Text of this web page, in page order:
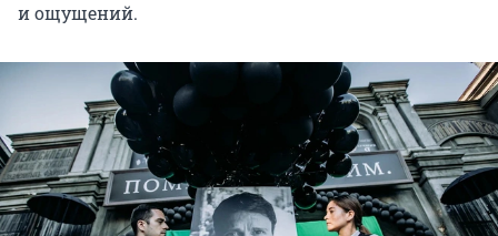
и ощущений.